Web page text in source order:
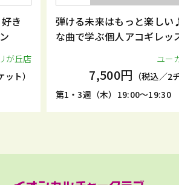
っと楽しい♪ 好き
コギレッスン
（税込／2チケット）
弾ける未来
な曲で学ぶ
第2・4週（木